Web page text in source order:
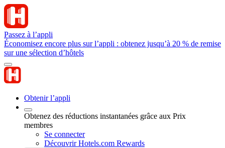
Passez à l’appli
Économisez encore plus sur l’appli : obtenez jusqu’à 20 % de remise
sur une sélection d’hôtels
Obtenir l’appli
Obtenez des réductions instantanées grâce aux Prix
membres
Se connecter
Découvrir Hotels.com Rewards